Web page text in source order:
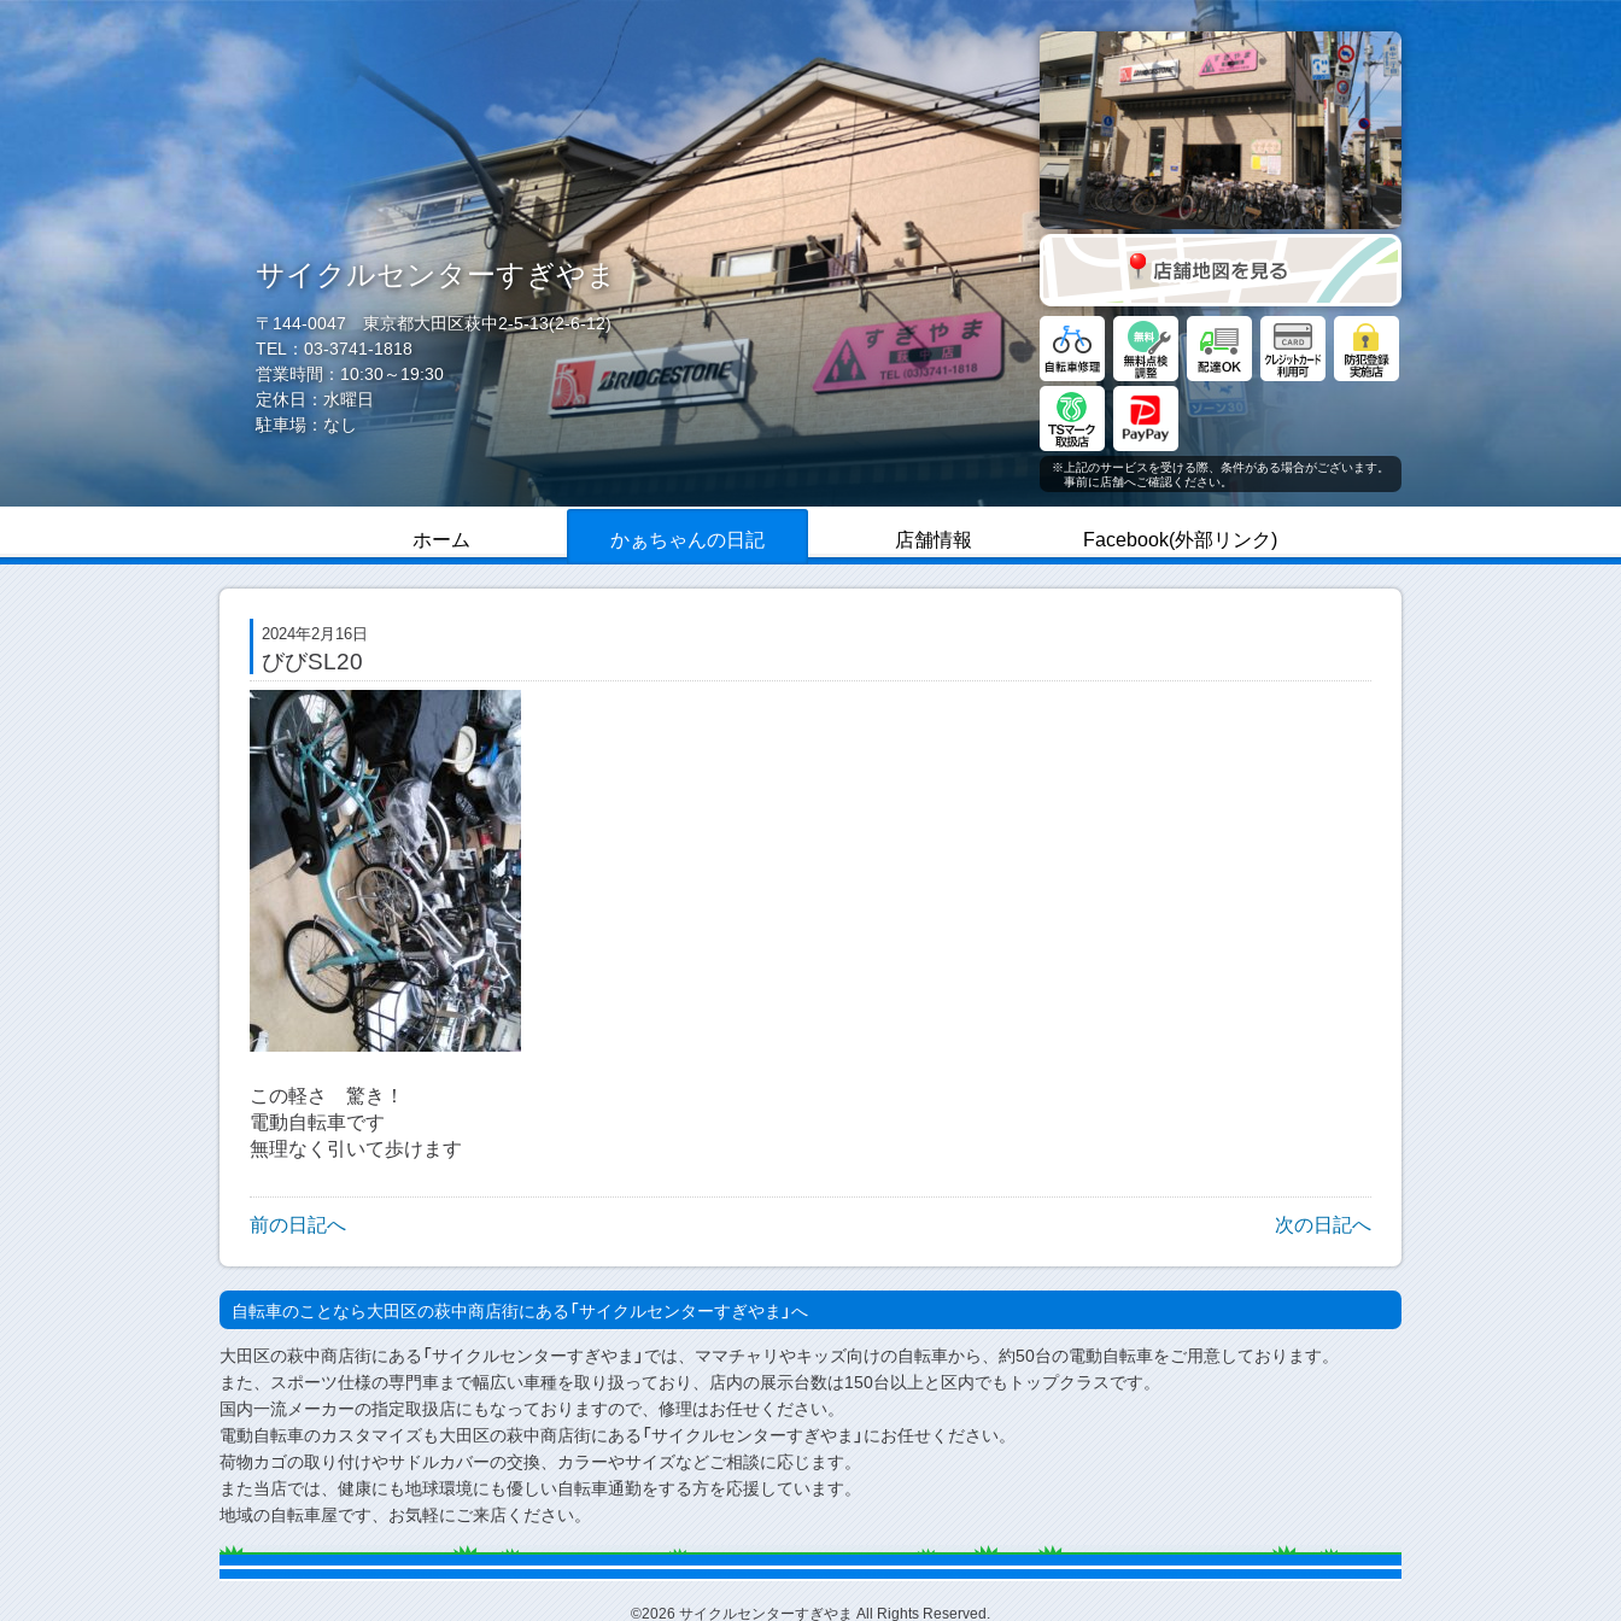
サイクルセンターすぎやま
〒144-0047 東京都大田区萩中2-5-13(2-6-12)
TEL：03-3741-1818
営業時間：10:30～19:30
定休日：水曜日
駐車場：なし
※上記のサービスを受ける際、条件がある場合がございます。
事前に店舗へご確認ください。
ホーム かぁちゃんの日記 店舗情報 Facebook(外部リンク)
2024年2月16日
びびSL20
この軽さ 驚き！
電動自転車です
無理なく引いて歩けます
前の日記へ 次の日記へ
自転車のことなら大田区の萩中商店街にある「サイクルセンターすぎやま」へ
大田区の萩中商店街にある「サイクルセンターすぎやま」では、ママチャリやキッズ向けの自転車から、約50台の電動自転車をご用意しております。
また、スポーツ仕様の専門車まで幅広い車種を取り扱っており、店内の展示台数は150台以上と区内でもトップクラスです。
国内一流メーカーの指定取扱店にもなっておりますので、修理はお任せください。
電動自転車のカスタマイズも大田区の萩中商店街にある「サイクルセンターすぎやま」にお任せください。
荷物カゴの取り付けやサドルカバーの交換、カラーやサイズなどご相談に応じます。
また当店では、健康にも地球環境にも優しい自転車通勤をする方を応援しています。
地域の自転車屋です、お気軽にご来店ください。
©2026 サイクルセンターすぎやま All Rights Reserved.